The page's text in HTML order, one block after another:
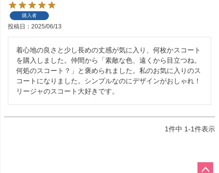
購入者
投稿日 2025/06/13
着心地の良さと少し長めの丈感が気に入り、何枚かスコート
を購入しました。仲間から「素敵な色、遠くから目立つね。
何処のスコート？」と褒められました。私のお気に入りのス
コートになりました。シンプルなのにデザインがおしゃれ！
リージャのスコート大好きです。
1件中 1-1件表示